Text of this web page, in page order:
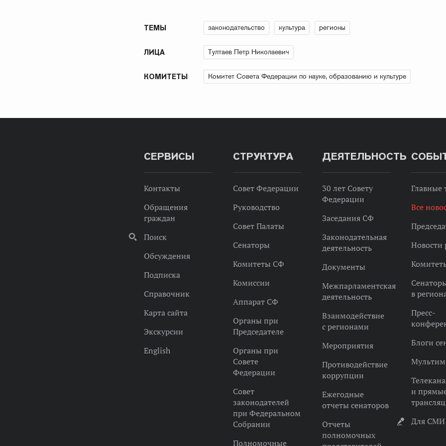
ТЕМЫ законодательство культура регионы
ЛИЦА Тултаев Петр Николаевич
КОМИТЕТЫ Комитет Совета Федерации по науке, образованию и культуре
СЕРВИСЫ
Контакты
Обращения
граждан
Поиск
Обсуждения
Подписка
Справочник
Карта сайта
Экскурсии
English
СТРУКТУРА
Совет Федерации
Руководство
Совет Палаты
Сенаторы
Комитеты СФ
Комиссии
Аппарат СФ
Органы при
Председателе
Органы при
Совете
Федерации
Совет
законодателей
при Федеральном
Собрании
Полномочные
ДЕЯТЕЛЬНОСТЬ
30 лет Совету
Федерации
Заседания СФ
Законодательная
деятельность
Документы
Межпарламентская
деятельность
Взаимодействие
с регионами
Мероприятия
Противодействие
коррупции
Ежегодные
отчеты сенаторов
Отчеты
полномочных
Главные
Все
Новости
в
Пресс-
Блоги
и
Для СМИ